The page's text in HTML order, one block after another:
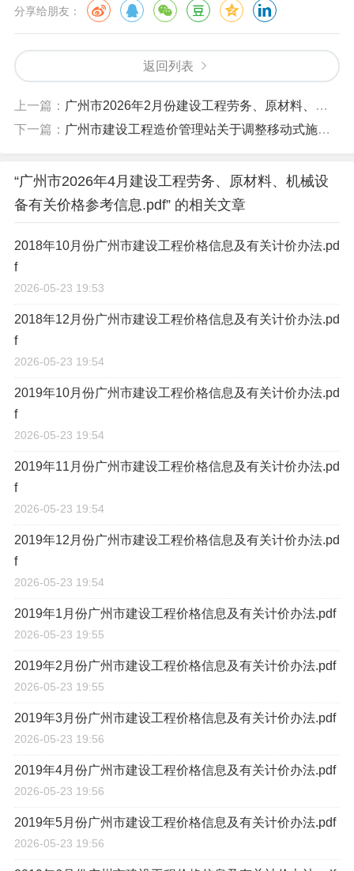
分享给朋友：
返回列表
上一篇： 广州市2026年2月份建设工程劳务、原材料、机械设备有关价格参考信息.pdf
下一篇： 广州市建设工程造价管理站关于调整移动式施工围蔽计价有关事项.pdf
“广州市2026年4月建设工程劳务、原材料、机械设
备有关价格参考信息.pdf” 的相关文章
2018年10月份广州市建设工程价格信息及有关计价办法.pd
f
2026-05-23 19:53
2018年12月份广州市建设工程价格信息及有关计价办法.pd
f
2026-05-23 19:54
2019年10月份广州市建设工程价格信息及有关计价办法.pd
f
2026-05-23 19:54
2019年11月份广州市建设工程价格信息及有关计价办法.pd
f
2026-05-23 19:54
2019年12月份广州市建设工程价格信息及有关计价办法.pd
f
2026-05-23 19:54
2019年1月份广州市建设工程价格信息及有关计价办法.pdf
2026-05-23 19:55
2019年2月份广州市建设工程价格信息及有关计价办法.pdf
2026-05-23 19:55
2019年3月份广州市建设工程价格信息及有关计价办法.pdf
2026-05-23 19:56
2019年4月份广州市建设工程价格信息及有关计价办法.pdf
2026-05-23 19:56
2019年5月份广州市建设工程价格信息及有关计价办法.pdf
2026-05-23 19:56